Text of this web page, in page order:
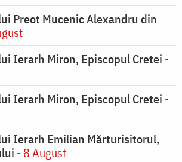
Preot Mucenic Alexandru din
Ierarh Miron, Episcopul Cretei -
Ierarh Miron, Episcopul Cretei -
Ierarh Emilian Mărturisitorul,
- 8 August